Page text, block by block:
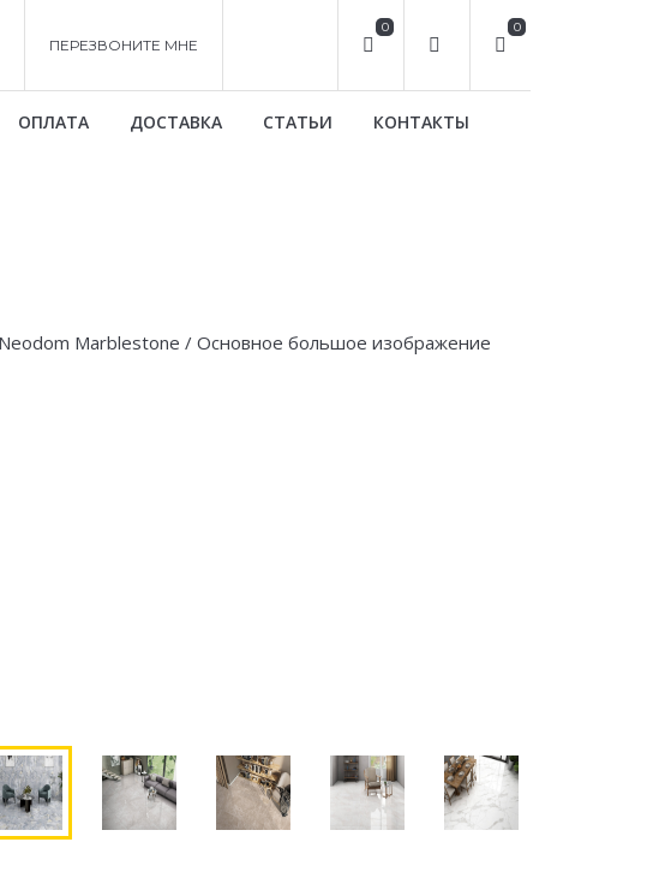
ПЕРЕЗВОНИТЕ МНЕ
0 0
ОПЛАТА ДОСТАВКА СТАТЬИ КОНТАКТЫ